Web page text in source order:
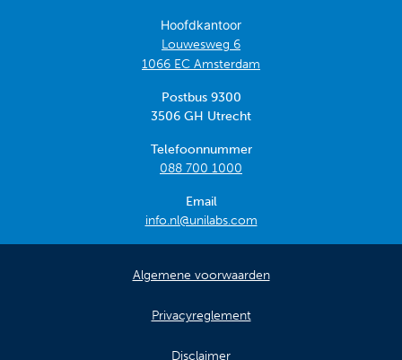
Hoofdkantoor
Louwesweg 6
1066 EC Amsterdam
Postbus 9300
3506 GH Utrecht
Telefoonnummer
088 700 1000
Email
info.nl@unilabs.com
Algemene voorwaarden
Privacyreglement
Disclaimer